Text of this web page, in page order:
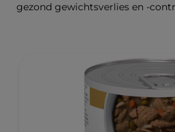
gezond gewichtsverlies en -